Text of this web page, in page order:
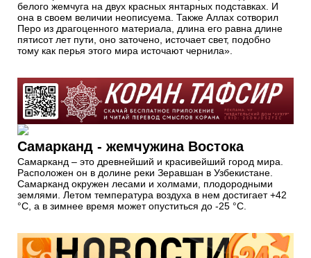
белого жемчуга на двух красных янтарных подставках. И
она в своем величии неописуема. Также Аллах сотворил
Перо из драгоценного материала, длина его равна длине
пятисот лет пути, оно заточено, источает свет, подобно
тому как перья этого мира источают чернила».
Самарканд - жемчужина Востока
Самарканд – это древнейший и красивейший город мира.
Расположен он в долине реки Зеравшан в Узбекистане.
Самарканд окружен лесами и холмами, плодородными
землями. Летом температура воздуха в нем достигает +42
°С, а в зимнее время может опуститься до -25 °С.